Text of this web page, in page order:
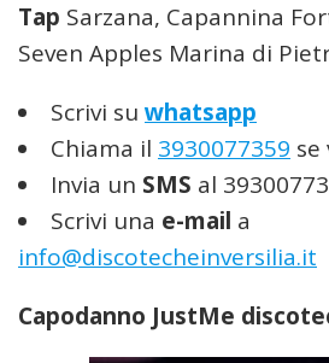
Tap Sarzana, Capannina
Seven Apples Marina di
Scrivi su whatsapp
Chiama il 3930077359 se
Invia un SMS al
Scrivi una e-mail a
info@discotecheinversilia.it
Capodanno JustMe